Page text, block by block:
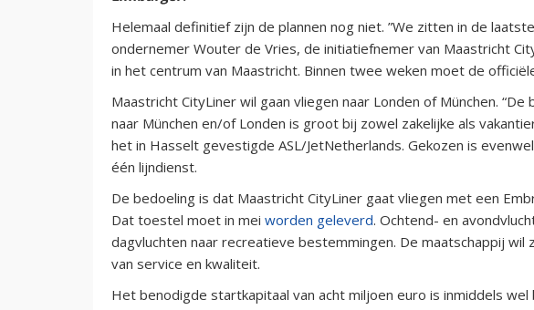
Helemaal definitief zijn de plannen nog niet. ”We zitten in de
ondernemer Wouter de Vries, de initiatiefnemer van Maastricht
in het centrum van Maastricht. Binnen twee weken moet de
Maastricht CityLiner wil gaan vliegen naar Londen of München.
naar München en/of Londen is groot bij zowel zakelijke als
het in Hasselt gevestigde ASL/JetNetherlands. Gekozen is
één lijndienst.
De bedoeling is dat Maastricht CityLiner gaat vliegen met een
Dat toestel moet in mei worden geleverd. Ochtend- en
dagvluchten naar recreatieve bestemmingen. De maatschappij wil
van service en kwaliteit.
Het benodigde startkapitaal van acht miljoen euro is inmiddels wel